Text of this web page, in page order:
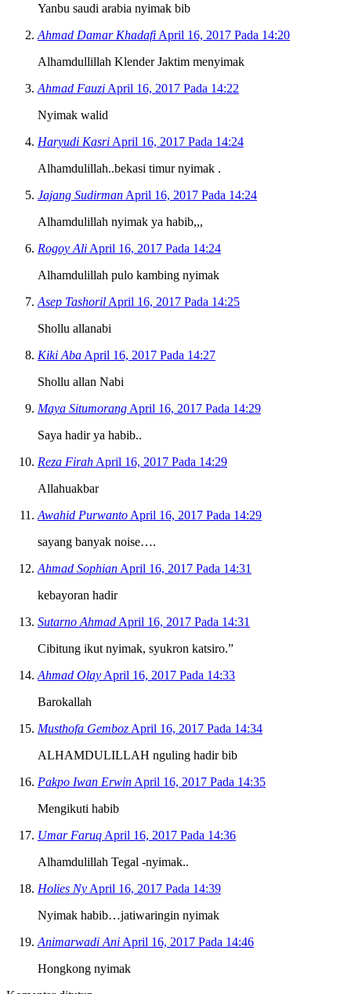
Yanbu saudi arabia nyimak bib
Ahmad Damar Khadafi April 16, 2017 Pada 14:20
Alhamdullillah Klender Jaktim menyimak
Ahmad Fauzi April 16, 2017 Pada 14:22
Nyimak walid
Haryudi Kasri April 16, 2017 Pada 14:24
Alhamdulillah..bekasi timur nyimak .
Jajang Sudirman April 16, 2017 Pada 14:24
Alhamdulillah nyimak ya habib,,,
Rogoy Ali April 16, 2017 Pada 14:24
Alhamdulillah pulo kambing nyimak
Asep Tashoril April 16, 2017 Pada 14:25
Shollu allanabi
Kiki Aba April 16, 2017 Pada 14:27
Shollu allan Nabi
Maya Situmorang April 16, 2017 Pada 14:29
Saya hadir ya habib..
Reza Firah April 16, 2017 Pada 14:29
Allahuakbar
Awahid Purwanto April 16, 2017 Pada 14:29
sayang banyak noise….
Ahmad Sophian April 16, 2017 Pada 14:31
kebayoran hadir
Sutarno Ahmad April 16, 2017 Pada 14:31
Cibitung ikut nyimak, syukron katsiro.”
Ahmad Olay April 16, 2017 Pada 14:33
Barokallah
Musthofa Gemboz April 16, 2017 Pada 14:34
ALHAMDULILLAH nguling hadir bib
Pakpo Iwan Erwin April 16, 2017 Pada 14:35
Mengikuti habib
Umar Faruq April 16, 2017 Pada 14:36
Alhamdulillah Tegal -nyimak..
Holies Ny April 16, 2017 Pada 14:39
Nyimak habib…jatiwaringin nyimak
Animarwadi Ani April 16, 2017 Pada 14:46
Hongkong nyimak